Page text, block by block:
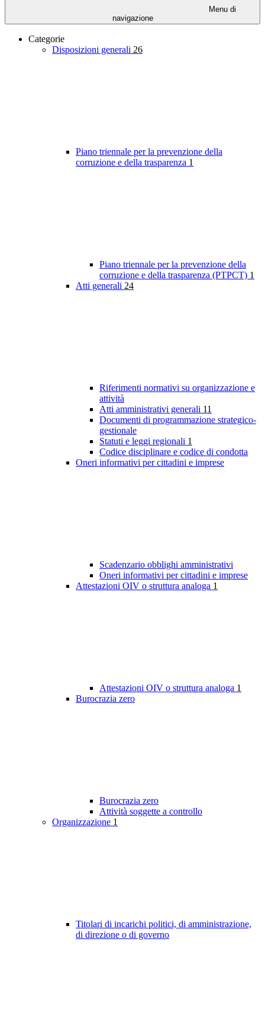
Menu di
navigazione
Categorie
Disposizioni generali 26
Piano triennale per la prevenzione della
corruzione e della trasparenza 1
Piano triennale per la prevenzione della
corruzione e della trasparenza (PTPCT) 1
Atti generali 24
Riferimenti normativi su organizzazione e
attività
Atti amministrativi generali 11
Documenti di programmazione strategico-
gestionale
Statuti e leggi regionali 1
Codice disciplinare e codice di condotta
Oneri informativi per cittadini e imprese
Scadenzario obblighi amministrativi
Oneri informativi per cittadini e imprese
Attestazioni OIV o struttura analoga 1
Attestazioni OIV o struttura analoga 1
Burocrazia zero
Burocrazia zero
Attività soggette a controllo
Organizzazione 1
Titolari di incarichi politici, di amministrazione,
di direzione o di governo